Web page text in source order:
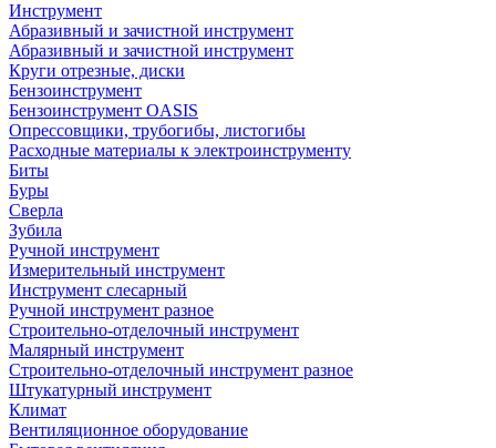
Инструмент
Абразивный и зачистной инструмент
Абразивный и зачистной инструмент
Круги отрезные, диски
Бензоинструмент
Бензоинструмент OASIS
Опрессовщики, трубогибы, листогибы
Расходные материалы к электроинструменту
Биты
Буры
Сверла
Зубила
Ручной инструмент
Измерительный инструмент
Инструмент слесарный
Ручной инструмент разное
Строительно-отделочный инструмент
Малярный инструмент
Строительно-отделочный инструмент разное
Штукатурный инструмент
Климат
Вентиляционное оборудование